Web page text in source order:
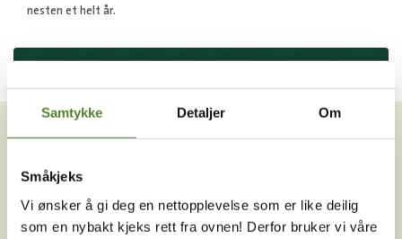
Samtykke Detaljer Om
Småkjeks
Vi ønsker å gi deg en nettopplevelse som er like deilig
som en nybakt kjeks rett fra ovnen! Derfor bruker vi våre
nesten et helt år.
VIL DU HA NYHETSBREV FRA
OSS?
Melder du deg på Dyreparkens nyhetsbrev får du
unike tilbud og nyheter. Uten nyhetsbrev går du glipp
av mange fordeler.